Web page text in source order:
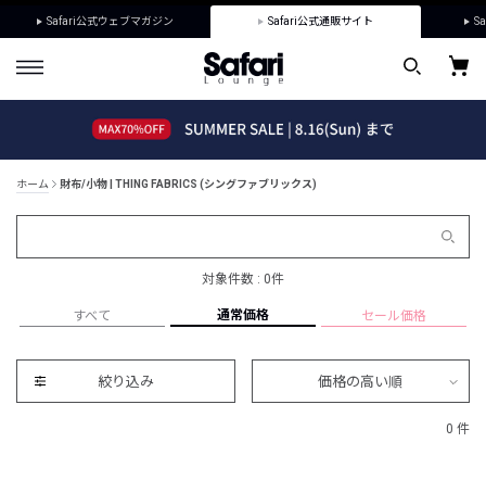
Safari公式ウェブマガジン Safari公式通販サイト
ホーム 財布/小物 | THING FABRICS (シングファブリックス)
対象件数 : 0件
すべて 通常価格 セール価格
絞り込み 価格の高い順
0 件